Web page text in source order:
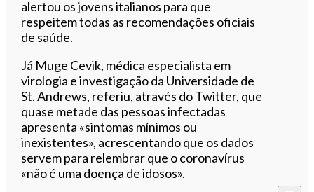
alertou os jovens italianos para que
respeitem todas as recomendações oficiais
de saúde.
Já Muge Cevik, médica especialista em
virologia e investigação da Universidade de
St. Andrews, referiu, através do Twitter, que
quase metade das pessoas infectadas
apresenta «sintomas mínimos ou
inexistentes», acrescentando que os dados
servem para relembrar que o coronavírus
«não é uma doença de idosos».